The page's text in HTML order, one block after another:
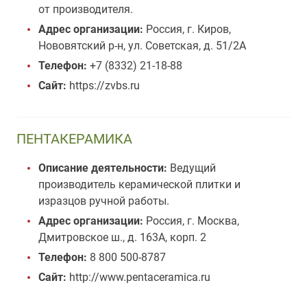
от производителя.
Адрес организации: Россия, г. Киров,
Нововятский р-н, ул. Советская, д. 51/2А
Телефон: +7 (8332) 21-18-88
Сайт: https://zvbs.ru
ПЕНТАКЕРАМИКА
Описание деятельности: Ведущий
производитель керамической плитки и
изразцов ручной работы.
Адрес организации: Россия, г. Москва,
Дмитровское ш., д. 163А, корп. 2
Телефон: 8 800 500-8787
Сайт: http://www.pentaceramica.ru